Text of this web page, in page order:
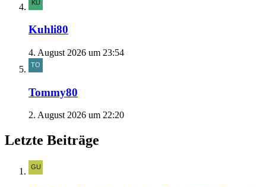
Kuhli80
4. August 2026 um 23:54
Tommy80
2. August 2026 um 22:20
Letzte Beiträge